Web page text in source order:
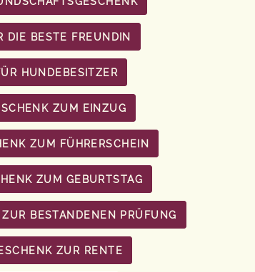
DIE BESTE FREUNDIN
HUNDEBESITZER
ZUM EINZUG
ZUM FÜHRERSCHEIN
ZUM GEBURTSTAG
BESTANDENEN PRÜFUNG
ZUR RENTE